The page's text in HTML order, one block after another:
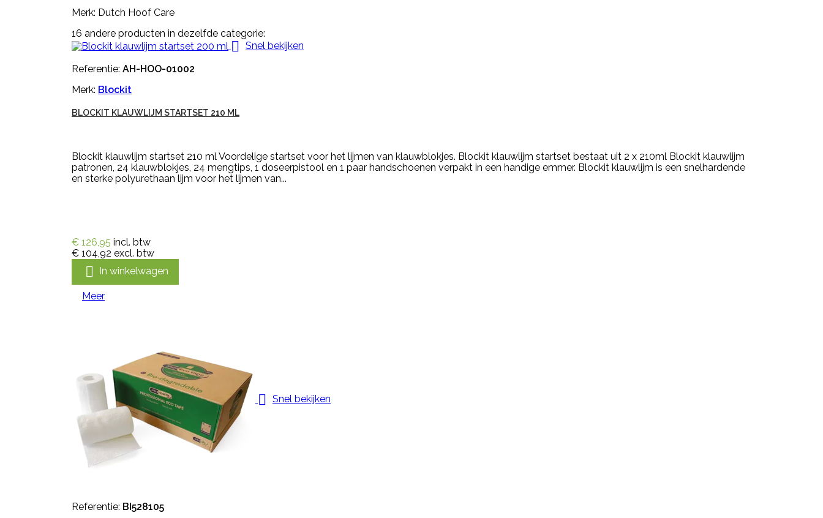
Merk: Dutch Hoof Care
16 andere producten in dezelfde categorie:
 Snel bekijken
Referentie: AH-HOO-01002
Merk: Blockit
BLOCKIT KLAUWLIJM STARTSET 210 ML
Blockit klauwlijm startset 210 ml Voordelige startset voor het lijmen van klauwblokjes. Blockit klauwlijm startset bestaat uit 2 x 210ml Blockit klauwlijm
patronen, 24 klauwblokjes, 24 mengtips, 1 doseerpistool en 1 paar handschoenen verpakt in een handige emmer. Blockit klauwlijm is een snelhardende
en sterke polyurethaan lijm voor het lijmen van...
€ 126,95 incl. btw
€ 104,92 excl. btw
 In winkelwagen
Meer
 Snel bekijken
Referentie: BI528105